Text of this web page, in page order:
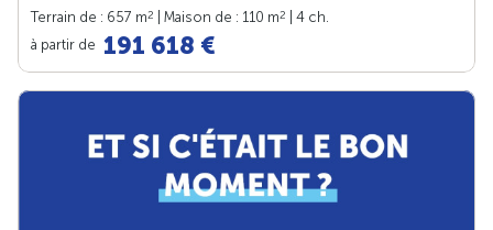
Terrain de : 657 m2 | Maison de : 110 m2
| 4 ch.
à partir de 191 618 €